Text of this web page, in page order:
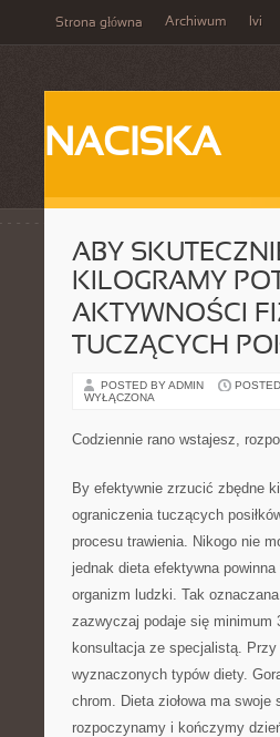
Strona główna Archiwum Ivi
NACISKA
ABY
KILOGRAMY
AKTYWNOŚCI
TUCZĄCYCH
POSTED BY ADMIN
WYŁĄCZONA
Codziennie rano wstajesz,
By efektywnie zrzucić zbędne
ograniczenia tuczących
procesu trawienia. Nikogo nie
jednak dieta efektywna
organizm ludzki. Tak
zazwyczaj podaje się minimum
konsultacja ze specjalistą.
wyznaczonych typów diety.
chrom. Dieta ziołowa ma
rozpoczynamy i kończymy